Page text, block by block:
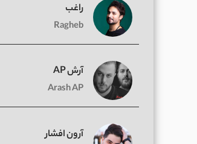
راغب
Ragheb
آرش AP
Arash AP
آرون افشار